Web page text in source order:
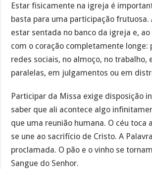
Estar fisicamente na igreja é
basta para uma participação frutuosa.
estar sentada no banco da igreja e,
com o coração completamente longe:
redes sociais, no almoço, no trabalho,
paralelas, em julgamentos ou em
Participar da Missa exige disposição
saber que ali acontece algo
que uma reunião humana. O céu toca
se une ao sacrifício de Cristo. A
proclamada. O pão e o vinho se
Sangue do Senhor.